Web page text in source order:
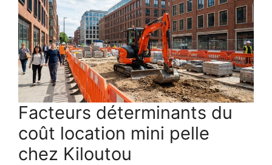
Facteurs déterminants du
coût location mini pelle
chez Kiloutou